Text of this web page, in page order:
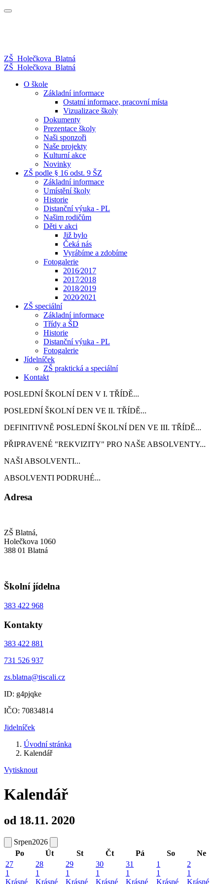
ZŠ Holečkova Blatná
ZŠ Holečkova Blatná
O škole
Základní informace
Ostatní informace, pracovní místa
Vizualizace školy
Dokumenty
Prezentace školy
Naši sponzoři
Naše projekty
Kulturní akce
Novinky
ZŠ podle § 16 odst. 9 ŠZ
Základní informace
Umístění školy
Historie
Distanční výuka - PL
Našim rodičům
Děti v akci
Již bylo
Čeká nás
Vyrábíme a zdobíme
Fotogalerie
2016⁄2017
2017⁄2018
2018⁄2019
2020⁄2021
ZŠ speciální
Základní informace
Třídy a ŠD
Historie
Distanční výuka - PL
Fotogalerie
Jídelníček
ZŠ praktická a speciální
Kontakt
POSLEDNÍ ŠKOLNÍ DEN V I. TŘÍDĚ...
POSLEDNÍ ŠKOLNÍ DEN VE II. TŘÍDĚ...
DEFINITIVNĚ POSLEDNÍ ŠKOLNÍ DEN VE III. TŘÍDĚ...
PŘIPRAVENÉ "REKVIZITY" PRO NAŠE ABSOLVENTY...
NAŠI ABSOLVENTI...
ABSOLVENTI PODRUHÉ...
Adresa
ZŠ Blatná,
Holečkova 1060
388 01 Blatná
Školní jídelna
383 422 968
Kontakty
383 422 881
731 526 937
zs.blatna@tiscali.cz
ID: g4pjqke
IČO: 70834814
Jidelníček
Úvodní stránka
Kalendář
Vytisknout
Kalendář
od 18.11. 2020
Srpen2026
Po
Út St Čt Pá So
Ne
27
1
Krásné
28
1
Krásné
29
1
Krásné
30
1
Krásné
31
1
Krásné
1
1
Krásné
2
1
Krásné